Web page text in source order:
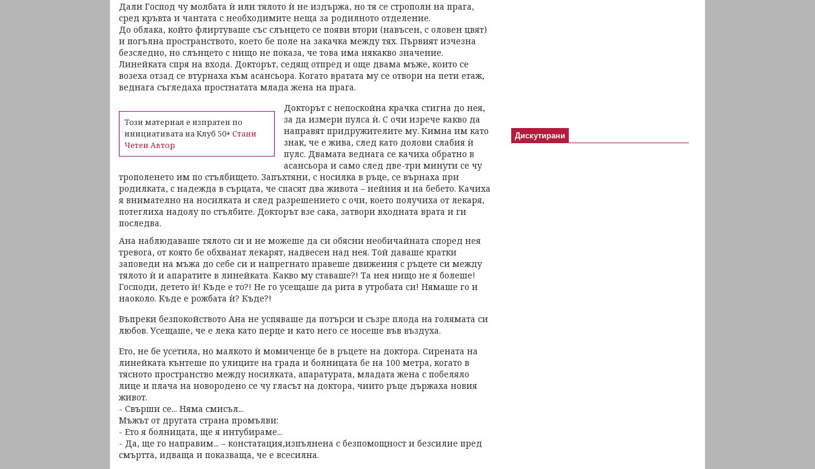
Дали Господ чу молбата ѝ или тялото ѝ не издържа, но тя се строполи на прага,
сред кръвта и чантата с необходимите неща за родилното отделение.
До облака, който флиртуваше със слънцето се появи втори (навъсен, с оловен цвят)
и погълна пространството, което бе поле на закачка между тях. Първият изчезна
безследно, но слънцето с нищо не показа, че това има някакво значение.
Линейката спря на входа. Докторът, седящ отпред и още двама мъже, които се
возеха отзад се втурнаха към асансьора. Когато вратата му се отвори на пети етаж,
веднага съгледаха простнатата млада жена на прага.
Този материал е изпратен по
инициативата на Клуб 50+Стани
Четен Автор
Докторът с непоскойна крачка стигна до нея,
за да измери пулса ѝ. С очи изрече какво да
направят придружителите му. Кимна им като
знак, че е жива, след като долови слабия ѝ
пулс. Двамата веднага се качиха обратно в
асансьора и само след две-три минути се чу
трополенето им по стълбището. Запъхтяни, с носилка в ръце, се върнаха при
родилката, с надежда в сърцата, че спасят два живота – нейния и на бебето. Качиха
я внимателно на носилката и след разрешението с очи, което получиха от лекаря,
потеглиха надолу по стълбите. Докторът взе сака, затвори входната врата и ги
последва.
Ана наблюдаваше тялото си и не можеше да си обясни необичайната според нея
тревога, от която бе обхванат лекарят, надвесен над нея. Той даваше кратки
заповеди на мъжа до себе си и напрегнато правеше движения с ръцете си между
тялото ѝ и апаратите в линейката. Какво му ставаше?! Та нея нищо не я болеше!
Господи, детето ѝ! Къде е то?! Не го усещаше да рита в утробата си! Нямаше го и
наоколо. Къде е рожбата ѝ? Къде?!
Въпреки безпокойството Ана не успяваше да потърси и съзре плода на голямата си
любов. Усещаше, че е лека като перце и като него се носеше във въздуха.
Ето, не бе усетила, но малкото ѝ момиченце бе в ръцете на доктора. Сирената на
линейката кънтеше по улиците на града и болницата бе на 100 метра, когато в
тясното пространство между носилката, апаратурата, младата жена с побеляло
лице и плача на новородено се чу гласът на доктора, чиито ръце държаха новия
живот.
- Свърши се... Няма смисъл...
Мъжът от другата страна промълви:
- Ето я болницата, ще я интубираме...
- Да, ще го направим... – констатация,изпълнена с безпомощност и безсилие пред
смъртта, идваща и показваща, че е всесилна.
Дискутирани